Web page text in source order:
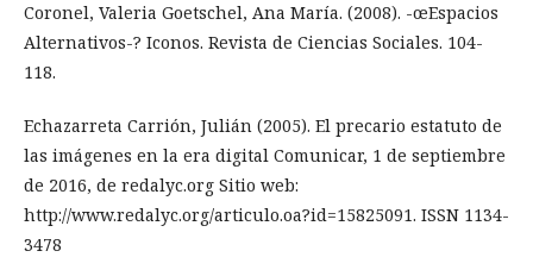
Coronel, Valeria Goetschel, Ana María. (2008). -œEspacios
Alternativos-? Iconos. Revista de Ciencias Sociales. 104-
118.
Echazarreta Carrión, Julián (2005). El precario estatuto de
las imágenes en la era digital Comunicar, 1 de septiembre
de 2016, de redalyc.org Sitio web:
http://www.redalyc.org/articulo.oa?id=15825091. ISSN 1134-
3478